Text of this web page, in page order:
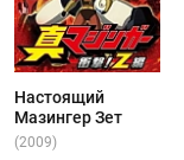
Настоящий
Мазингер Зет
(2009)